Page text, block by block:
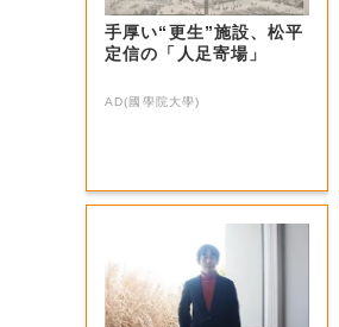
手厚い“更生”施設、松平
定信の「人足寄場」
AD(國學院大學)